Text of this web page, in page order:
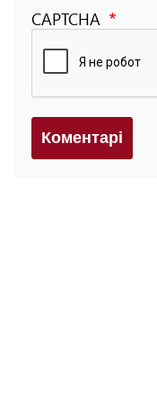
CAPTCHA
Коментарi